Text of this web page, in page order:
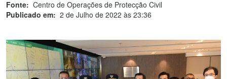
Fonte: Centro de Operações de Protecção Civil
Publicado em: 2 de Julho de 2022 às 23:36